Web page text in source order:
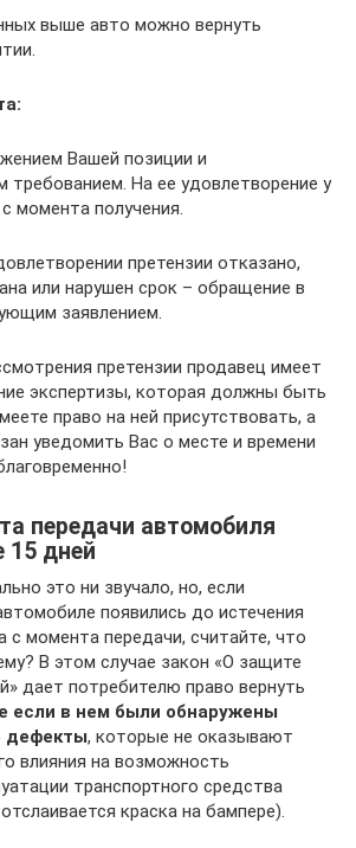
выше авто можно вернуть
Вашей позиции и
На ее удовлетворение у
момента получения.
претензии отказано,
или нарушен срок – обращение в
заявлением.
претензии продавец имеет
экспертизы, которая должны быть
право на ней присутствовать, а
уведомить Вас о месте и времени
передачи автомобиля
15 дней
это ни звучало, но, если
появились до истечения
с момента передачи, считайте, что
В этом случае закон «О защите
дает потребителю право вернуть
если в нем были обнаружены
дефекты, которые не оказывают
влияния на возможность
транспортного средства
краска на бампере).